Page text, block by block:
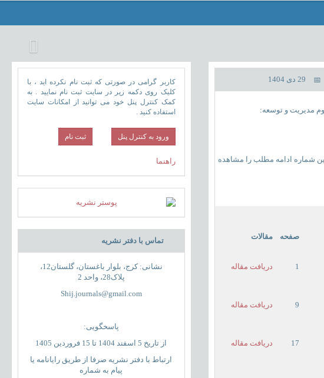
مدیریت و توسعه:
شماره ادامه مطلب را مشاهده
صفحه
مقالات
1
دریافت مقاله
9
دریافت مقاله
17
دریافت مقاله
کاربر گرامی در صورتی که ثبت نام نکرده اید ، با
کلیک روی دکمه زیر در سایت ثبت نام نمایید . به
کمک کنترل پنل خود می توانید از امکانات سایت
استفاده کنید .
ورود به کنترل پنل
راهنما
تماس با دفتر نشریه
نشانی: کرج، بلوار باغستان، گلستان12،
پلاک28، واحد 2
Shij.journals@gmail.com
پاسخگویی:
از تاریخ 5 اسفند 1404 تا 15 فروردین 1405
ارتباط با دفتر نشریه صرفا از طریق رایانامه یا
پیام به شماره